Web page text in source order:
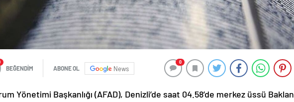
BEĞENDİM ABONE OL News
0
Yönetimi Başkanlığı (AFAD), Denizli’de saat 04.58’de merkez üssü Baklan